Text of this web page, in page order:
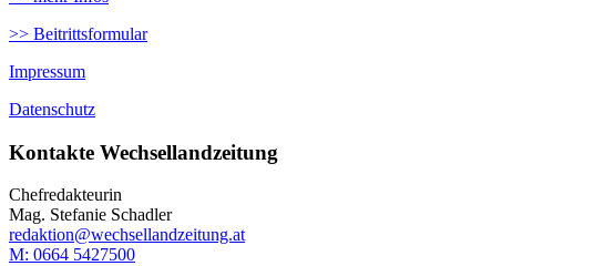
>> Beitrittsformular
Impressum
Datenschutz
Kontakte Wechsellandzeitung
Chefredakteurin
Mag. Stefanie Schadler
redaktion@wechsellandzeitung.at
M: 0664 5427500‬